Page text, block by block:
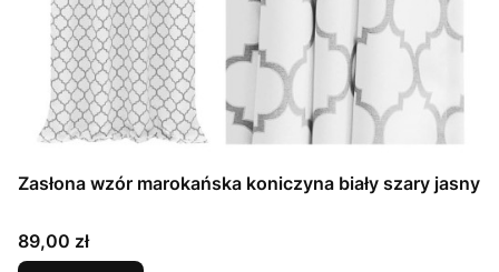
Zasłona wzór marokańska koniczyna biały szary jasny
Cena
89,00 zł